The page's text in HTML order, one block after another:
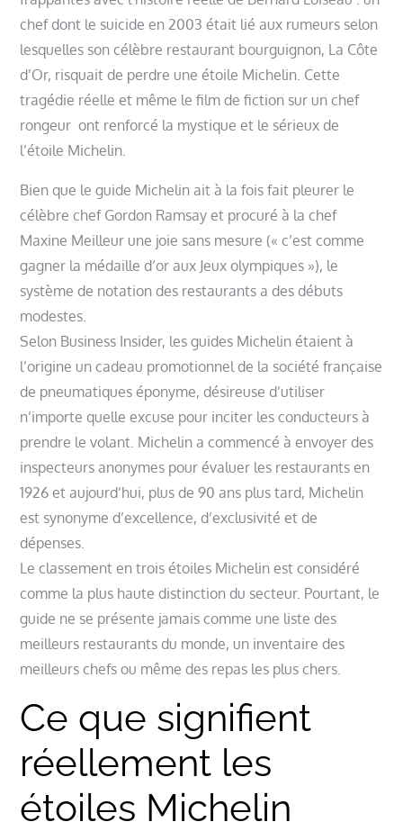
chef dont le suicide en 2003 était lié aux rumeurs selon
lesquelles son célèbre restaurant bourguignon, La Côte
d’Or, risquait de perdre une étoile Michelin. Cette
tragédie réelle et même le film de fiction sur un chef
rongeur ont renforcé la mystique et le sérieux de
l’étoile Michelin.
Bien que le guide Michelin ait à la fois fait pleurer le
célèbre chef Gordon Ramsay et procuré à la chef
Maxine Meilleur une joie sans mesure (« c’est comme
gagner la médaille d’or aux Jeux olympiques »), le
système de notation des restaurants a des débuts
modestes.
Selon Business Insider, les guides Michelin étaient à
l’origine un cadeau promotionnel de la société française
de pneumatiques éponyme, désireuse d’utiliser
n’importe quelle excuse pour inciter les conducteurs à
prendre le volant. Michelin a commencé à envoyer des
inspecteurs anonymes pour évaluer les restaurants en
1926 et aujourd’hui, plus de 90 ans plus tard, Michelin
est synonyme d’excellence, d’exclusivité et de
dépenses.
Le classement en trois étoiles Michelin est considéré
comme la plus haute distinction du secteur. Pourtant, le
guide ne se présente jamais comme une liste des
meilleurs restaurants du monde, un inventaire des
meilleurs chefs ou même des repas les plus chers.
Ce que signifient
réellement les
étoiles Michelin